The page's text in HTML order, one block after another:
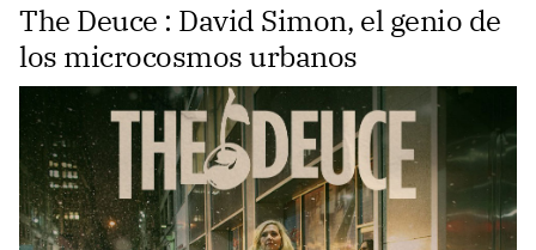
The Deuce : David Simon, el genio de
los microcosmos urbanos